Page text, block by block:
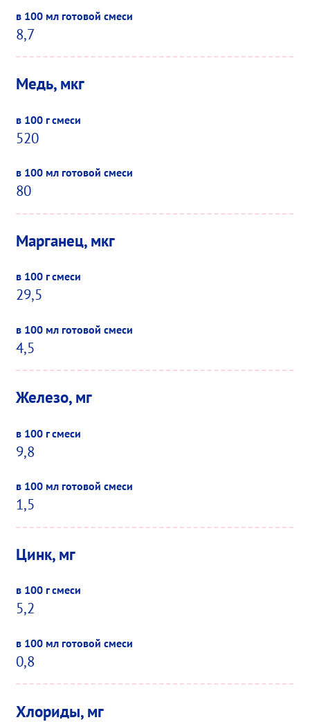
8,7
Медь, мкг
520
80
Марганец, мкг
29,5
4,5
Железо, мг
9,8
1,5
Цинк, мг
5,2
0,8
Хлориды, мг